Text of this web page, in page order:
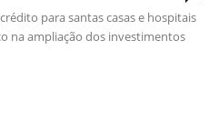
para santas casas e hospitais
na ampliação dos investimentos